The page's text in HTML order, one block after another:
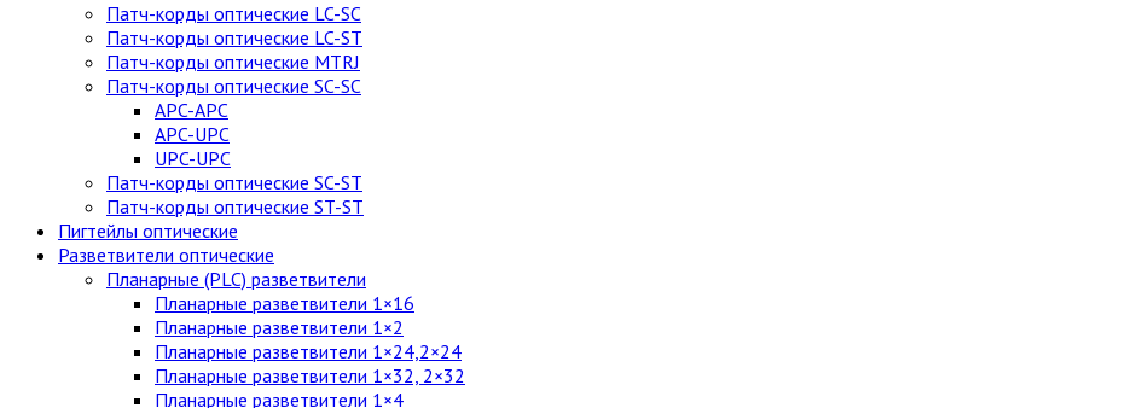
Патч-корды оптические LC-SC
Патч-корды оптические LC-ST
Патч-корды оптические MTRJ
Патч-корды оптические SC-SC
APC-APC
APC-UPC
UPC-UPC
Патч-корды оптические SC-ST
Патч-корды оптические ST-ST
Пигтейлы оптические
Разветвители оптические
Планарные (PLC) разветвители
Планарные разветвители 1×16
Планарные разветвители 1×2
Планарные разветвители 1×24,2×24
Планарные разветвители 1×32, 2×32
Планарные разветвители 1×4